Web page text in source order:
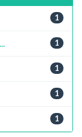
1
1
1
1
1